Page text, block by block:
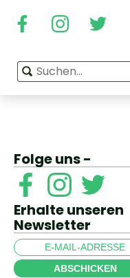
Folge uns -
Erhalte unseren
Newsletter
ABSCHICKEN